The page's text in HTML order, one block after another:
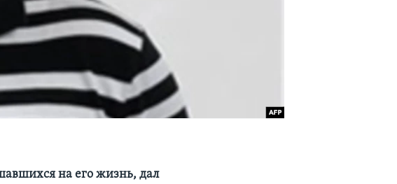
на его жизнь, дал